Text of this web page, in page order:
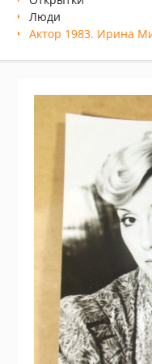
Люди
Актор 1983. Ирина